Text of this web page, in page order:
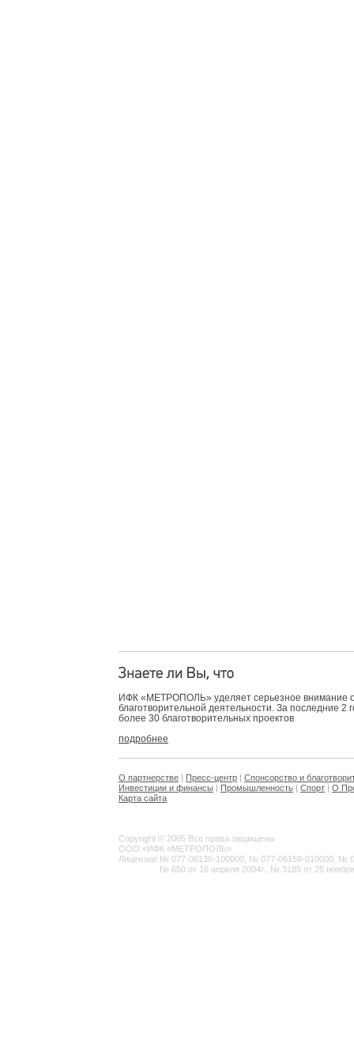
ИФК «МЕТРОПОЛЬ» уделяет серьезное внимание
благотворительной деятельности. За последние 2
более 30 благотворительных проектов
подробнее
О партнерстве | Пресс-центр | Спонсорство и
Инвестиции и финансы | Промышленность | Спорт | О
Карта сайта
Copyright © 2005 Все права защищены
ООО «ИФК «МЕТРОПОЛЬ»
Лицензии: № 077-06136-100000, № 077-06159-010000, №
№ 650 от 16 апреля 2004г., № 3185 от 25